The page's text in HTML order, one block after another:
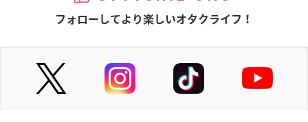
フォローしてより楽しいオタクライフ！